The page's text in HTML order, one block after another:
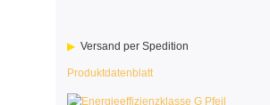
Versand per Spedition
Produktdatenblatt